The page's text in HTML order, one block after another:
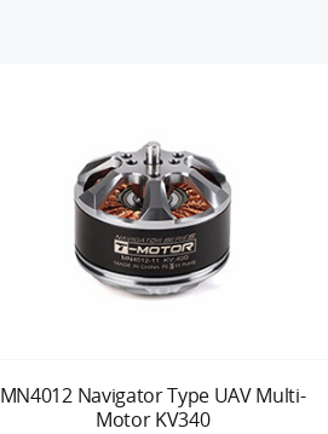
MN4012 Navigator Type UAV Multi-
Motor KV340